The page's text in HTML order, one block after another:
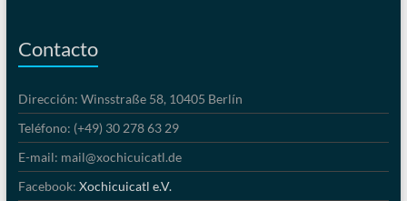
Contacto
Dirección: Winsstraße 58, 10405 Berlín
Teléfono: (+49) 30 278 63 29
E-mail: mail@xochicuicatl.de
Facebook: Xochicuicatl e.V.